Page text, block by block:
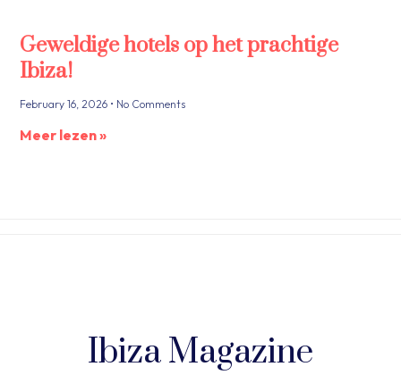
Geweldige hotels op het prachtige
Ibiza!
February 16, 2026 No Comments
Meer lezen »
Ibiza Magazine